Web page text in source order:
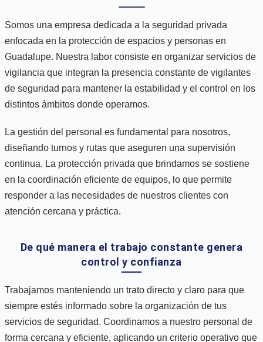
Somos una empresa dedicada a la seguridad privada
enfocada en la protección de espacios y personas en
Guadalupe. Nuestra labor consiste en organizar servicios de
vigilancia que integran la presencia constante de vigilantes
de seguridad para mantener la estabilidad y el control en los
distintos ámbitos donde operamos.
La gestión del personal es fundamental para nosotros,
diseñando turnos y rutas que aseguren una supervisión
continua. La protección privada que brindamos se sostiene
en la coordinación eficiente de equipos, lo que permite
responder a las necesidades de nuestros clientes con
atención cercana y práctica.
De qué manera el trabajo constante genera
control y confianza
Trabajamos manteniendo un trato directo y claro para que
siempre estés informado sobre la organización de tus
servicios de seguridad. Coordinamos a nuestro personal de
forma cercana y eficiente, aplicando un criterio operativo que